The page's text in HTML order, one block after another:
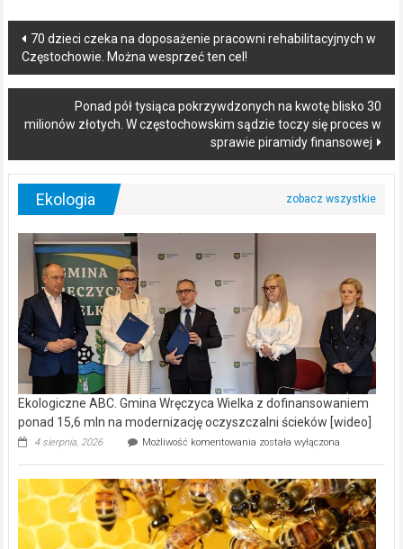
Post
navigation
70 dzieci czeka na doposażenie pracowni rehabilitacyjnych w
Częstochowie. Można wesprzeć ten cel!
Ponad pół tysiąca pokrzywdzonych na kwotę blisko 30
milionów złotych. W częstochowskim sądzie toczy się proces w
sprawie piramidy finansowej
Ekologia
Ekologiczne ABC. Gmina Wręczyca Wielka z dofinansowaniem
ponad 15,6 mln na modernizację oczyszczalni ścieków [wideo]
4 sierpnia, 2026 Możliwość komentowania Ekologiczne
Wręczyca
Wielka
z
dofinansowaniem
ponad
została wyłączona